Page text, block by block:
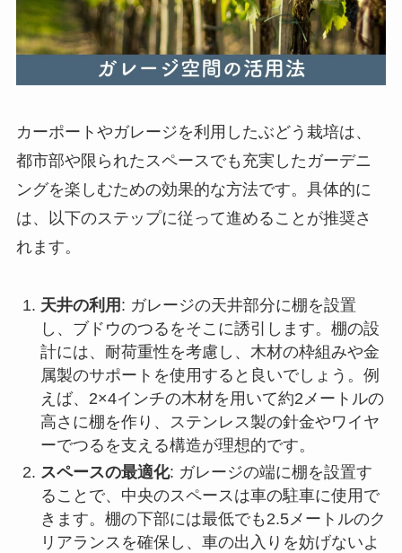
カーポートやガレージを利用したぶどう栽培は、
都市部や限られたスペースでも充実したガーデニ
ングを楽しむための効果的な方法です。具体的に
は、以下のステップに従って進めることが推奨さ
れます。
天井の利用 : ガレージの天井部分に棚を設置
し、ブドウのつるをそこに誘引します。棚の設
計には、耐荷重性を考慮し、木材の枠組みや金
属製のサポートを使用すると良いでしょう。例
えば、2×4インチの木材を用いて約2メートルの
高さに棚を作り、ステンレス製の針金やワイヤ
ーでつるを支える構造が理想的です。
スペースの最適化: ガレージの端に棚を設置す
ることで、中央のスペースは車の駐車に使用で
きます。棚の下部には最低でも2.5メートルのク
リアランスを確保し、車の出入りを妨げないよ